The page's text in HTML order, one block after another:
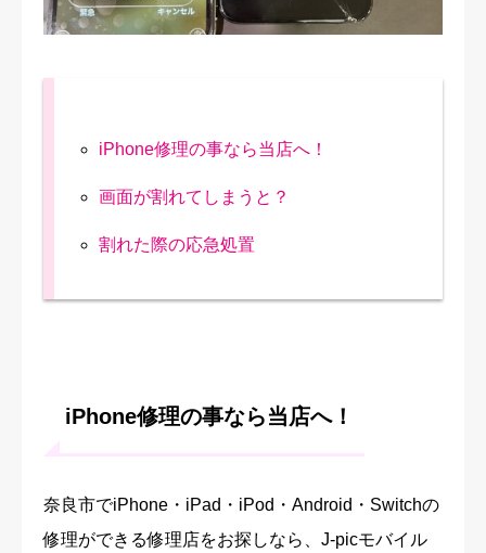
iPhone修理の事なら当店へ！
画面が割れてしまうと？
割れた際の応急処置
iPhone修理の事なら当店へ！
奈良市でiPhone・iPad・iPod・Android・Switchの
修理ができる修理店をお探しなら、J-picモバイル
ご予約・お問合せ